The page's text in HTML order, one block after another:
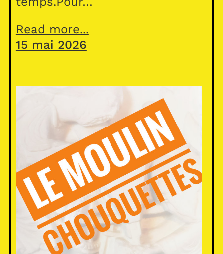
Read more...
15 mai 2026